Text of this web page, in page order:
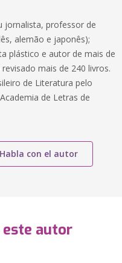
jornalista, professor de
alemão e japonês);
plástico e autor de mais de
mais de 240 livros.
de Literatura pelo
de Letras de
Habla con el autor
este autor